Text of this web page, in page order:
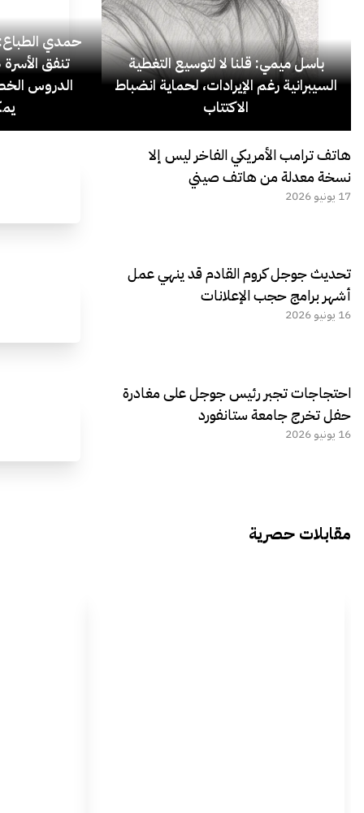
باسل ميمي: قلنا لا لتوسيع التغطية
السيبرانية رغم الإيرادات، لحماية انضباط
الاكتتاب
حمدي
الدروس
هاتف ترامب الأمريكي الفاخر ليس إلا
نسخة معدلة من هاتف صيني
17 يونيو 2026
تحديث جوجل كروم القادم قد ينهي عمل
أشهر برامج حجب الإعلانات
16 يونيو 2026
احتجاجات تجبر رئيس جوجل على مغادرة
حفل تخرج جامعة ستانفورد
16 يونيو 2026
مقابلات حصرية